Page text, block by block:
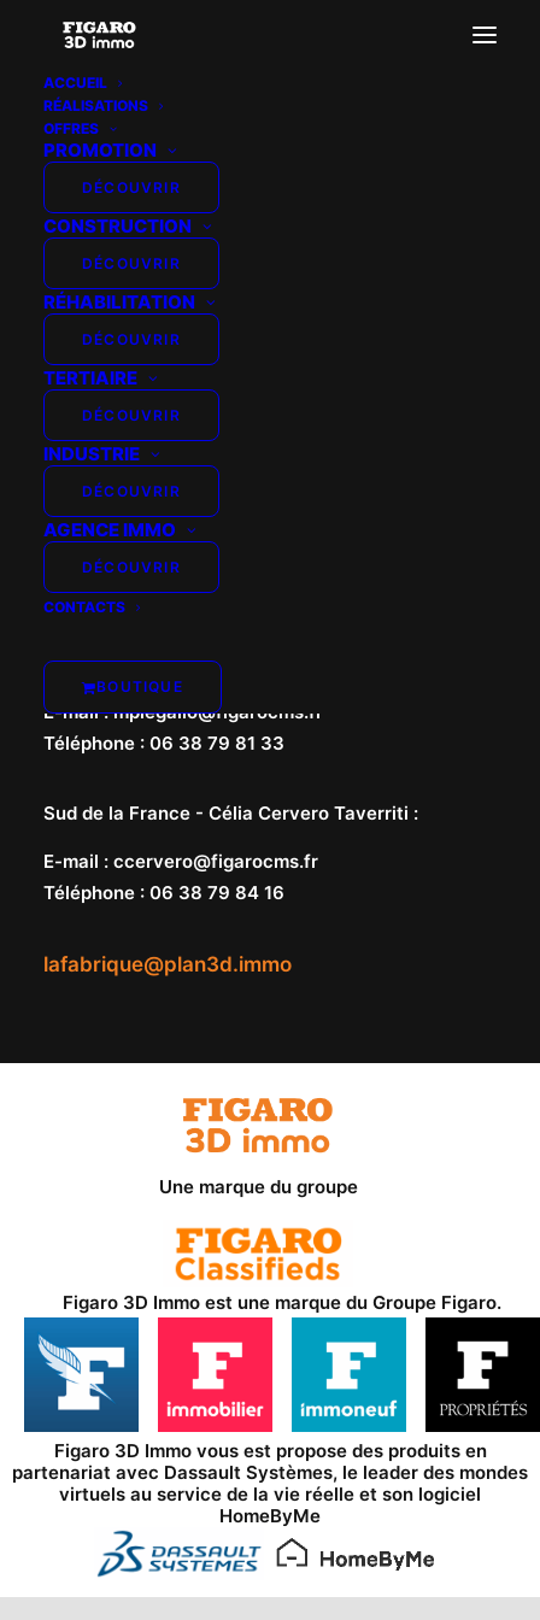
ACCUEIL
RÉALISATIONS
OFFRES
PROMOTION
DÉCOUVRIR
CONSTRUCTION
DÉCOUVRIR
RÉHABILITATION
DÉCOUVRIR
TERTIAIRE
DÉCOUVRIR
INDUSTRIE
DÉCOUVRIR
AGENCE IMMO
DÉCOUVRIR
CONTACTS
BOUTIQUE
LES MARRONNIERS –
VILLA CLEVELAND
lafabrique@plan3d.immo
Nord de la France -Marie-Pierre Le Gallo
E-mail:mplegallo@figarocms.fr
Téléphone : 06 38 79 81 33
Sud de la France - Célia Cervero Taverriti :
E-mail : ccervero@figarocms.fr
Téléphone : 06 38 79 84 16
Une marque du groupe
Figaro 3D Immo est une marque du Groupe Figaro.
Figaro 3D Immo vous est propose des produits en
partenariat avec Dassault Systèmes, le leader des mondes
virtuels au service de la vie réelle et son logiciel
HomeByMe